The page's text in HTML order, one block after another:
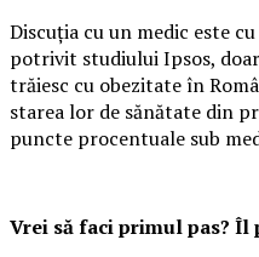
Discuția cu un medic este
potrivit studiului Ipsos,
trăiesc cu obezitate în
starea lor de sănătate din
puncte procentuale sub
Vrei să faci primul pas?